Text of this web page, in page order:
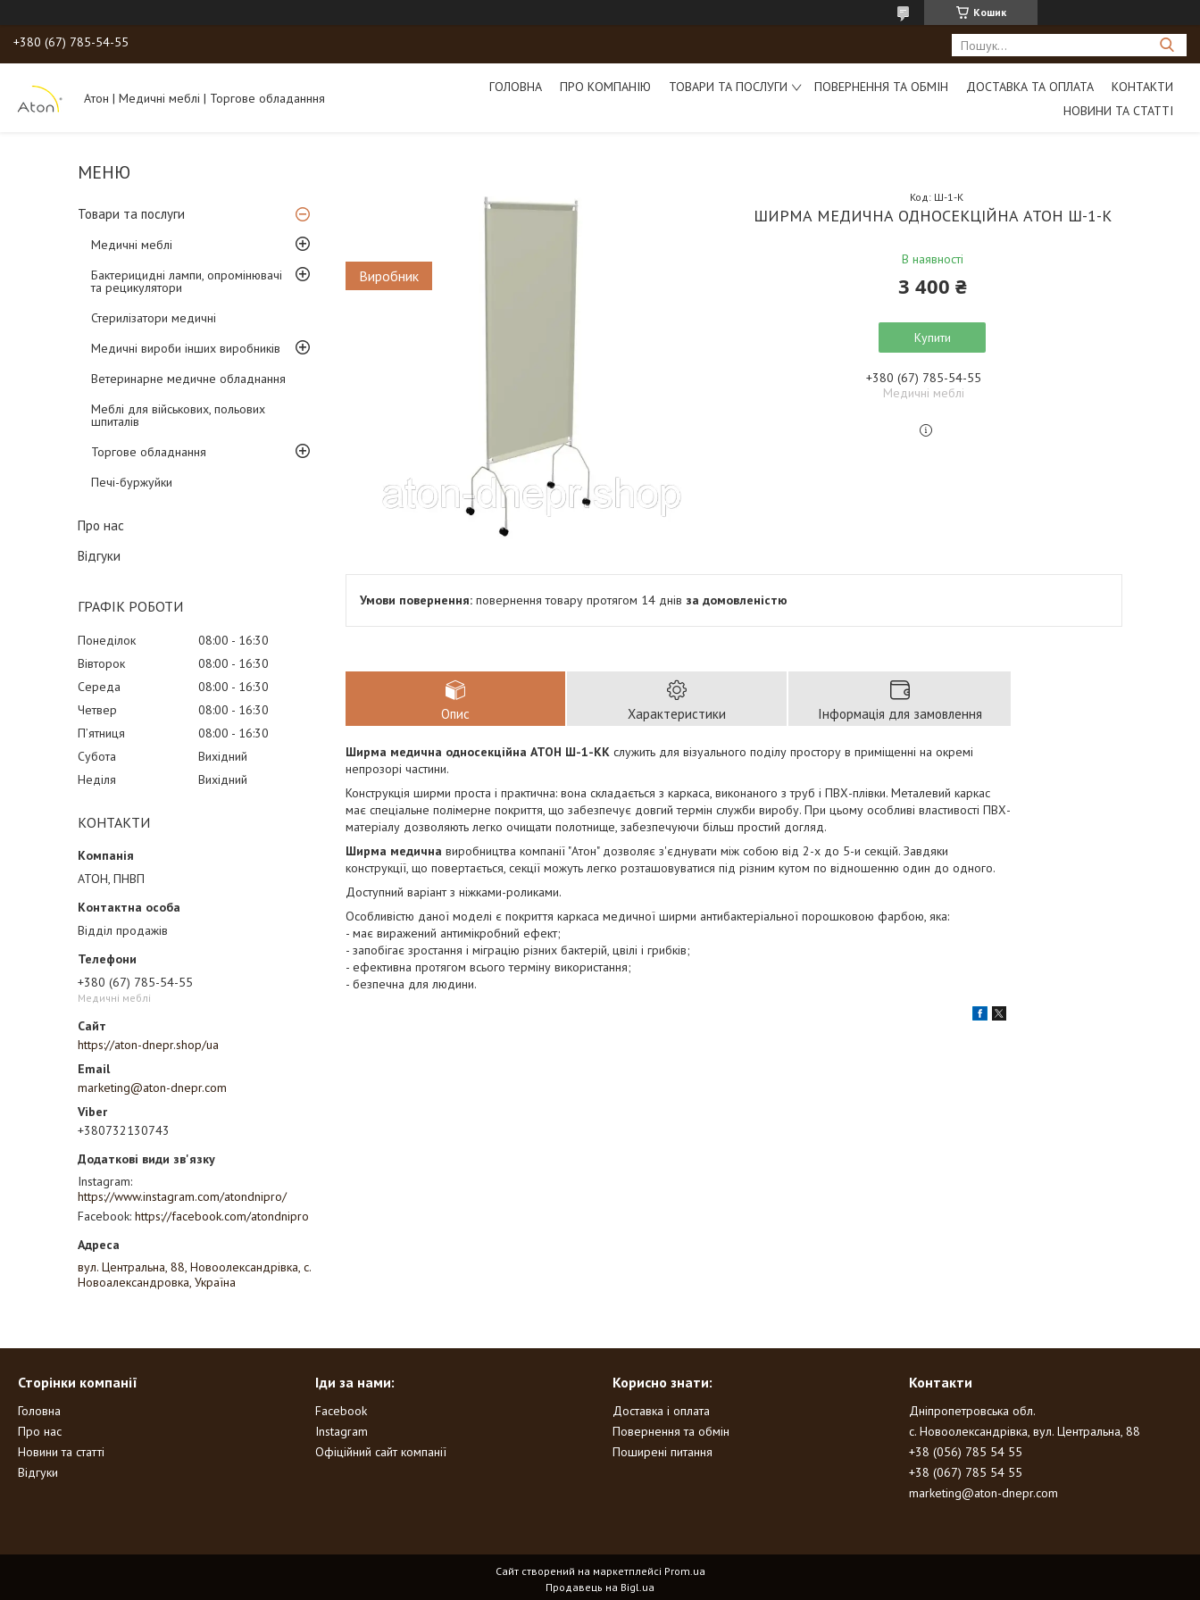
Кошик
+380 (67) 785-54-55
Атон | Медичні меблі | Торгове обладанння
ГОЛОВНА ПРО КОМПАНІЮ ТОВАРИ ТА ПОСЛУГИ ПОВЕРНЕННЯ ТА ОБМІН ДОСТАВКА ТА ОПЛАТА
КОНТАКТИ
НОВИНИ ТА СТАТТІ
Товари та послуги
Медичні меблі
Бактерицидні лампи, опромінювачі
та рецикулятори
Стерилізатори медичні
Медичні вироби інших виробників
Ветеринарне медичне обладнання
Меблі для військових, польових
шпиталів
Торгове обладнання
Печі-буржуйки
Про нас
Відгуки
ГРАФІК РОБОТИ
Понеділок 08:00
16:30
Вівторок
08:00
16:30
Середа
08:00
16:30
Четвер
08:00
16:30
Пʼятниця
08:00
16:30
Субота
Вихідний
Неділя
Вихідний
КОНТАКТИ
АТОН, ПНВП
Відділ продажів
+380 (67) 785-54-55
Медичні меблі
https://aton-dnepr.shop/ua
marketing@aton-dnepr.com
+380732130743
Instagram
https://www.instagram.com/atondnipro/
Facebook https://facebook.com/atondnipro
вул. Центральна, 88, Новоолександрівка, с.
Новоалександровка, Україна
Виробник
ШИРМА МЕДИЧНА ОДНОСЕКЦІЙНА АТОН Ш-1-К
В наявності
Код: Ш-1-К
3 400 ₴
Купити
+380 (67) 785-54-55
Медичні меблі
повернення товару протягом 14 днів за домовленістю
Опис Характеристики Інформація для замовлення
Ширма медична односекційна АТОН Ш-1-КК служить для візуального поділу простору в приміщенні на окремі
непрозорі частини.
Конструкція ширми проста і практична: вона складається з каркаса, виконаного з труб і ПВХ-плівки. Металевий каркас
має спеціальне полімерне покриття, що забезпечує довгий термін служби виробу. При цьому особливі властивості ПВХ-
матеріалу дозволяють легко очищати полотнище, забезпечуючи більш простий догляд.
Ширма медична виробництва компанії "Атон" дозволяє з'єднувати між собою від 2-х до 5-и секцій. Завдяки
конструкції, що повертається, секції можуть легко розташовуватися під різним кутом по відношенню один до одного.
Доступний варіант з ніжками-роликами.
Особливістю даної моделі є покриття каркаса медичної ширми антибактеріальної порошковою фарбою, яка:
- має виражений антимікробний ефект;
- запобігає зростання і міграцію різних бактерій, цвілі і грибків;
- ефективна протягом всього терміну використання;
- безпечна для людини.
Сторінки компанії
Головна
Про нас
Новини та статті
Відгуки
Іди за нами:
Facebook
Instagram
Офіційний сайт компанії
Корисно знати:
Доставка і оплата
Повернення та обмін
Поширені питання
Контакти
Дніпропетровська обл.
с. Новоолександрівка, вул. Центральна, 88
+38 (056) 785 54 55
+38 (067) 785 54 55
marketing@aton-dnepr.com
Сайт створений на маркетплейсі Prom.ua
Продавець на Bigl.ua